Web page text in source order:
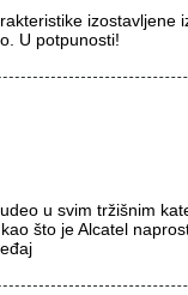
izostavljene
U potpunosti!
u svim tržišnim
što je Alcatel